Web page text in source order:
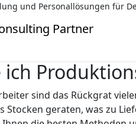
und Personallösungen für
ich
sind das Rückgrat
Stocken geraten, was zu